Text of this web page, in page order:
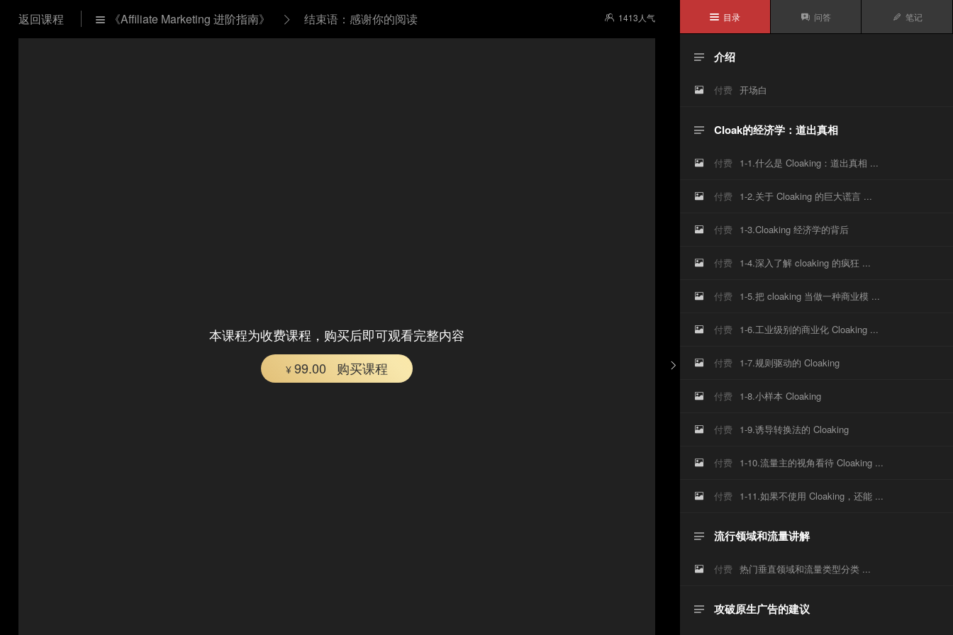
 1413 人气
返回课程  《Affiliate Marketing 进阶指南》  结束语：感谢你的阅读
本课程为收费课程，购买后即可观看完整内容
¥ 99.00 购买课程 
 目录  问答  笔记
 介绍
 付费 开场白
 Cloak的经济学：道出真相
 付费 1-1.什么是 Cloaking：道出真相 ...
 付费 1-2.关于 Cloaking 的巨大谎言 ...
 付费 1-3.Cloaking 经济学的背后
 付费 1-4.深入了解 cloaking 的疯狂 ...
 付费 1-5.把 cloaking 当做一种商业模 ...
 付费 1-6.工业级别的商业化 Cloaking ...
 付费 1-7.规则驱动的 Cloaking
 付费 1-8.小样本 Cloaking
 付费 1-9.诱导转换法的 Cloaking
 付费 1-10.流量主的视角看待 Cloaking ...
 付费 1-11.如果不使用 Cloaking，还能 ...
 流行领域和流量讲解
 付费 热门垂直领域和流量类型分类 ...
 攻破原生广告的建议